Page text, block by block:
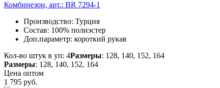
Комбинезон, арт.: BR 7294-1
Производство: Турция
Состав: 100% полиэстер
Доп.параметр: короткий рукав
Кол-во штук в уп: 4Размеры: 128, 140, 152, 164
Размеры: 128, 140, 152, 164
Цена оптом
1 795 руб.